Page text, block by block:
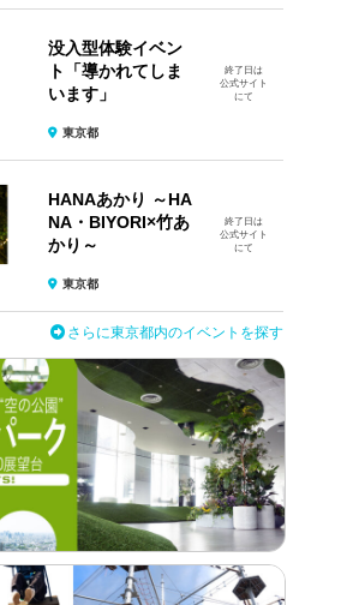
没入型体験イベン
ト​「導かれてしま
います」
東京都
終了日は
公式サイト
にて
HANAあかり ～HA
NA・BIYORI×竹あ
かり～
東京都
終了日は
公式サイト
にて
さらに東京都内のイベントを探す